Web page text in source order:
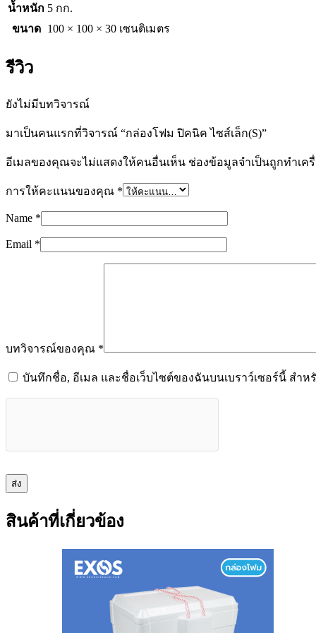
น้ำหนัก 5 กก.
ขนาด
100 × 100 × 30 เซนติเมตร
รีวิว
ยังไม่มีบทวิจารณ์
มาเป็นคนแรกที่วิจารณ์ “กล่องโฟม ปิคนิค ไซส์เล็ก(S)”
อีเมลของคุณจะไม่แสดงให้คนอื่นเห็น ช่องข้อมูลจำเป็นถูกทำเค
การให้คะแนนของคุณ *
Name *
Email *
บทวิจารณ์ของคุณ *
บันทึกชื่อ, อีเมล และชื่อเว็บไซต์ของฉันบนเบราว์เซอร์นี้ สำห
ส่ง
สินค้าที่เกี่ยวข้อง